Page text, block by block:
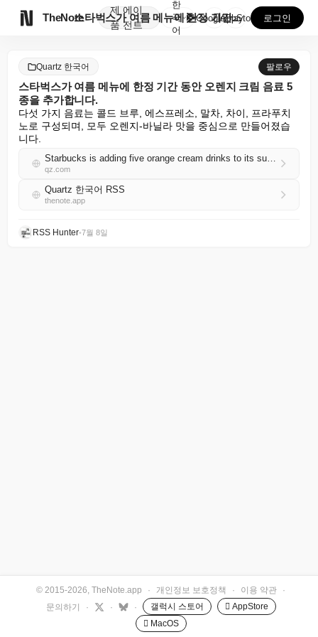
TheNote
제
품
에이
전트
스타벅스가 여름 메뉴에 한정 기간 동안 오렌지 크림 음...
한
국
어
GooglePlay
AppStore 로그인
Quartz 한국어 팔로우
스타벅스가 여름 메뉴에 한정 기간 동안 오렌지 크림 음료 5
종을 추가합니다.
다섯 가지 음료는 콜드 브루, 에스프레소, 말차, 차이, 프라푸치
노로 구성되며, 모두 오렌지-바닐라 맛을 중심으로 만들어졌습
니다.
Starbucks is adding five orange cream drinks to its summer menu for a limited time
qz.com
Quartz 한국어 RSS
thenote.app
RSS Hunter•7월 8일
© 2015-2026, TheNote.app · 개인정보 보호정책 · 이용 약관
·
문의하기
· · · 갤럭시 스토어
 AppStore
 MacOS